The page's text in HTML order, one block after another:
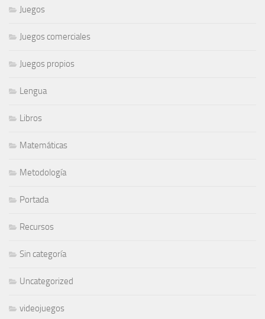
Juegos
Juegos comerciales
Juegos propios
Lengua
Libros
Matemáticas
Metodología
Portada
Recursos
Sin categoría
Uncategorized
videojuegos